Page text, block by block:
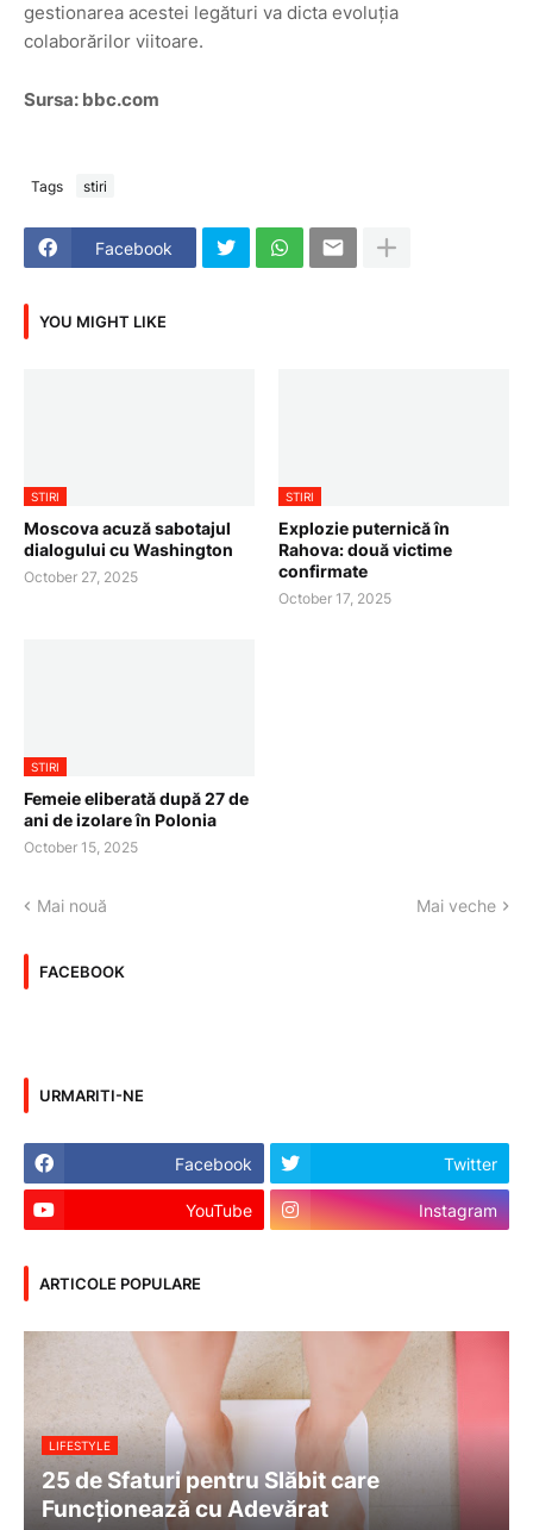
gestionarea acestei legături va dicta evoluția
colaborărilor viitoare.
Sursa: bbc.com
Tags stiri
Facebook
YOU MIGHT LIKE
STIRI
Moscova acuză sabotajul
dialogului cu Washington
October 27, 2025
STIRI
Explozie puternică în
Rahova: două victime
confirmate
October 17, 2025
STIRI
Femeie eliberată după 27 de
ani de izolare în Polonia
October 15, 2025
Mai nouă Mai veche
FACEBOOK
URMARITI-NE
Facebook Twitter
YouTube Instagram
ARTICOLE POPULARE
LIFESTYLE
25 de Sfaturi pentru Slăbit care
Funcționează cu Adevărat